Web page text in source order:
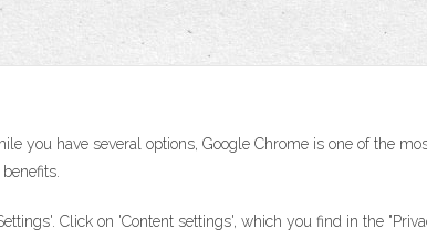
you have several options, Google Chrome is one of the
Click on 'Content settings', which you find in the